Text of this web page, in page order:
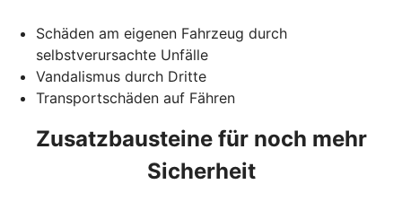
Schäden am eigenen Fahrzeug durch
selbstverursachte Unfälle
Vandalismus durch Dritte
Transportschäden auf Fähren
Zusatzbausteine für noch mehr
Sicherheit